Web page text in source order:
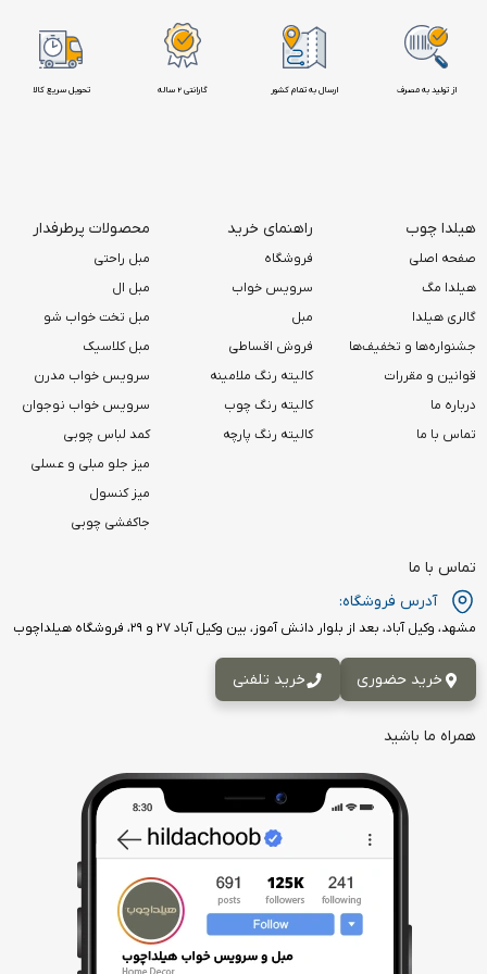
تحویل سریع کالا گارانتی 2 ساله ارسال به تمام کشور از تولید به مصرف
هیلدا چوب
صفحه اصلی
هیلدا مگ
گالری هیلدا
جشنواره‌ها و تخفیف‌ها
قوانین و مقررات
درباره ما
تماس با ما
راهنمای خرید
فروشگاه
سرویس خواب
مبل
فروش اقساطی
کالیته رنگ ملامینه
کالیته رنگ چوب
کالیته رنگ پارچه
محصولات پرطرفدار
مبل راحتی
مبل ال
مبل تخت خواب شو
مبل کلاسیک
سرویس خواب مدرن
سرویس خواب نوجوان
کمد لباس چوبی
میز جلو مبلی و عسلی
میز کنسول
جاکفشی چوبی
تماس با ما
آدرس فروشگاه:
مشهد، وکیل آباد، بعد از بلوار دانش آموز، بین وکیل آباد ۲۷ و ۲۹، فروشگاه هیلداچوب
خرید حضوری خرید تلفنی
همراه ما باشید